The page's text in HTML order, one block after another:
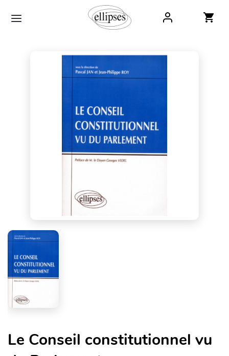
Le Conseil constitutionnel vu